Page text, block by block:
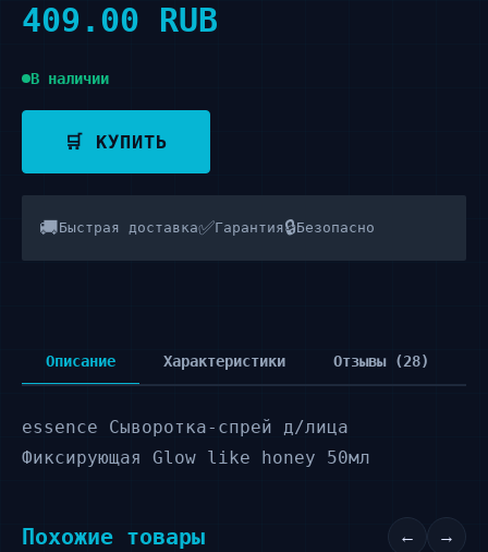
409.00 RUB
В наличии
🛒 КУПИТЬ
🚚Быстрая доставка✅Гарантия🔒Безопасно
Описание Характеристики Отзывы (28)
essence Сыворотка-спрей д/лица
Фиксирующая Glow like honey 50мл
Похожие товары ← →